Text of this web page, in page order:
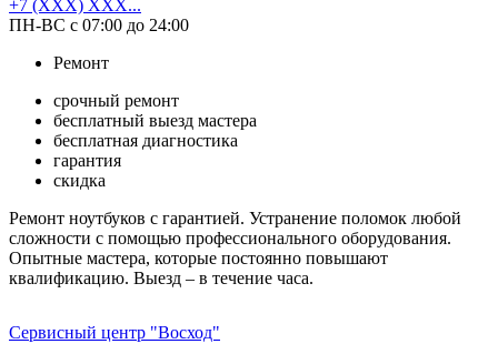
+7 (XXX) XXX...
ПН-ВС с 07:00 до 24:00
Ремонт
срочный ремонт
бесплатный выезд мастера
бесплатная диагностика
гарантия
скидка
Ремонт ноутбуков с гарантией. Устранение поломок любой
сложности с помощью профессионального оборудования.
Опытные мастера, которые постоянно повышают
квалификацию. Выезд – в течение часа.
Сервисный центр "Восход"